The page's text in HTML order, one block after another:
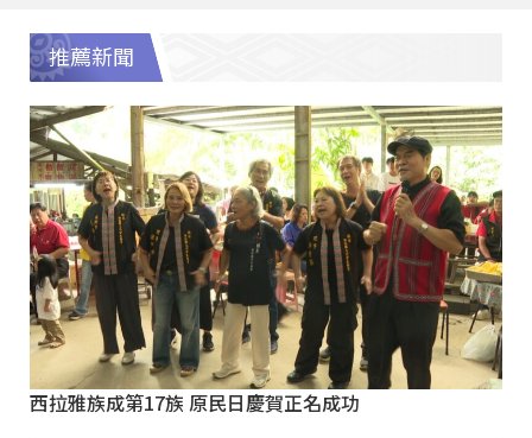
推薦新聞
西拉雅族成第17族 原民日慶賀正名成功